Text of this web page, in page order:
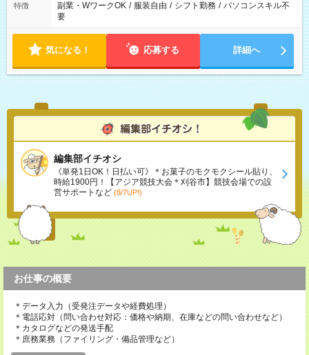
特徴 副業・WワークOK / 服装自由 / シフト勤務 / パソコンスキル不
要
気になる！ 応募する 詳細へ
編集部イチオシ
《単発1日OK！日払い可》＊お菓子のモクモクシール貼り、
時給1900円！【アジア競技大会＊刈谷市】競技会場での設
営サポートなど (8/7UP!)
お仕事の概要
＊データ入力（受発注データや経費処理）
＊電話応対（問い合わせ対応：価格や納期、在庫などの問い合わせなど）
＊カタログなどの発送手配
＊庶務業務（ファイリング・備品管理など）